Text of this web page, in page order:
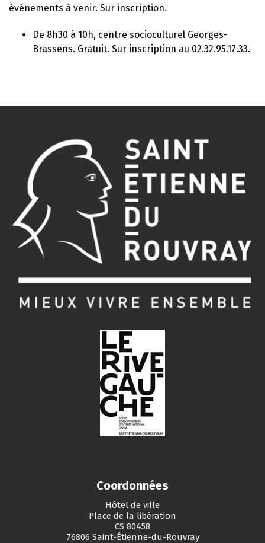
événements à venir. Sur inscription.
De 8h30 à 10h, centre socioculturel Georges-
Brassens. Gratuit. Sur inscription au 02.32.95.17.33.
Coordonnées
Hôtel de ville
Place de la libération
CS 80458
76806 Saint-Étienne-du-Rouvray